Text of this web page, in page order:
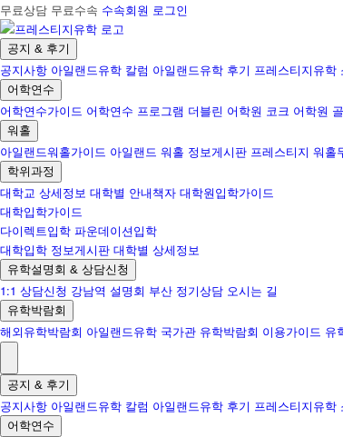
무료상담 무료수속 수속회원 로그인
공지 & 후기
공지사항 아일랜드유학 칼럼 아일랜드유학 후기 프레스티지유학
어학연수
어학연수가이드 어학연수 프로그램 더블린 어학원 코크 어학원
워홀
아일랜드워홀가이드 아일랜드 워홀 정보게시판 프레스티지 워홀
학위과정
대학교 상세정보 대학별 안내책자 대학원입학가이드
대학입학가이드
다이렉트입학 파운데이션입학
대학입학 정보게시판 대학별 상세정보
유학설명회 & 상담신청
1:1 상담신청 강남역 설명회 부산 정기상담 오시는 길
유학박람회
해외유학박람회 아일랜드유학 국가관 유학박람회 이용가이드 유
공지 & 후기
공지사항 아일랜드유학 칼럼 아일랜드유학 후기 프레스티지유학
어학연수